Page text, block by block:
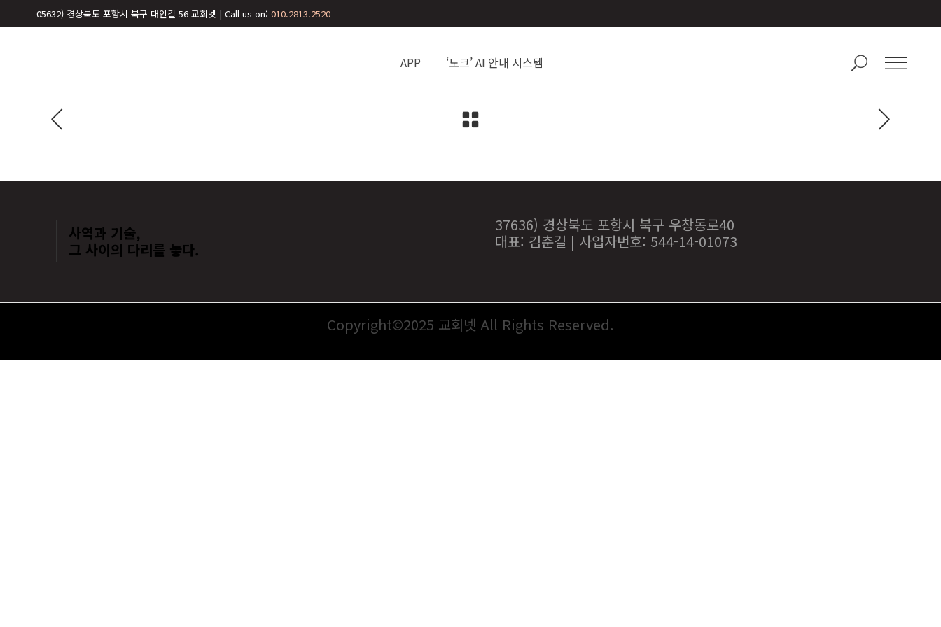
05632) 경상북도 포항시 북구 대안길 56 교회넷 | Call us on:010.2813.2520
APP ‘노크’ AI 안내 시스템
사역과 기술,
그 사이의 다리를 놓다.
37636) 경상북도 포항시 북구 우창동로40
대표: 김춘길 | 사업자번호: 544-14-01073
Copyright©2025 교회넷 All Rights Reserved.